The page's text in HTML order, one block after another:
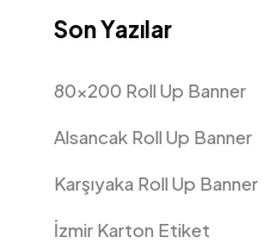
Son Yazılar
80×200 Roll Up Banner
Alsancak Roll Up Banner
Karşıyaka Roll Up Banner
İzmir Karton Etiket